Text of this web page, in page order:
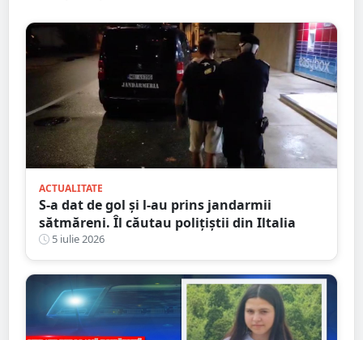
ACTUALITATE
S-a dat de gol și l-au prins jandarmii
sătmăreni. Îl căutau polițiștii din Iltalia
5 iulie 2026